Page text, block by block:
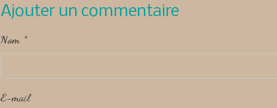
Ajouter un commentaire
Nom
E-mail